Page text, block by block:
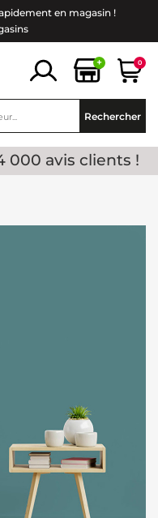
en magasin !
+ 0
Rechercher
000 avis clients !